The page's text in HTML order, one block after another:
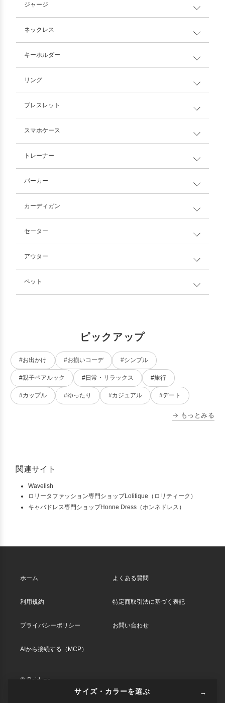
ジャージ
ネックレス
キーホルダー
リング
ブレスレット
スマホケース
トレーナー
パーカー
カーディガン
セーター
アウター
ペット
ピックアップ
#お出かけ #お揃いコーデ #シンプル
#親子ペアルック #日常・リラックス #旅行
#カップル #ゆったり #カジュアル #デート
→ もっとみる
関連サイト
Wavelish
ロリータファッション専門ショップLolitique（ロリティーク）
キャバドレス専門ショップHonne Dress（ホンネドレス）
サイズ・カラーを選ぶ
ホーム よくある質問
利用規約 特定商取引法に基づく表記
プライバシーポリシー お問い合わせ
AIから接続する（MCP）
© Pairluna